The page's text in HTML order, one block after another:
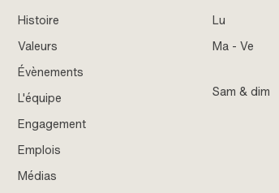
Histoire
Valeurs
Évènements
L'équipe
Engagement
Emplois
Médias
Lu
Ma - Ve
Sam & dim